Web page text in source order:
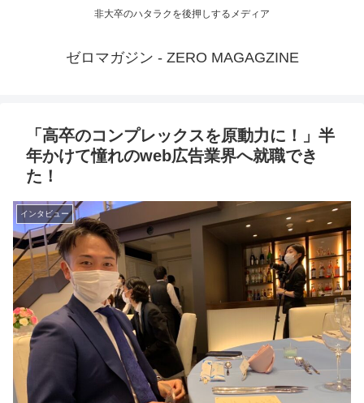
非大卒のハタラクを後押しするメディア
ゼロマガジン - ZERO MAGAGZINE
「高卒のコンプレックスを原動力に！」半
年かけて憧れのweb広告業界へ就職でき
た！
インタビュー